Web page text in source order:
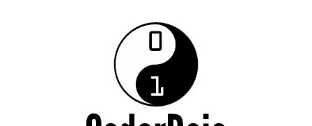
CoderDojo
Nürnberg
Das
CoderDojo
Nürnberg
ein
Club